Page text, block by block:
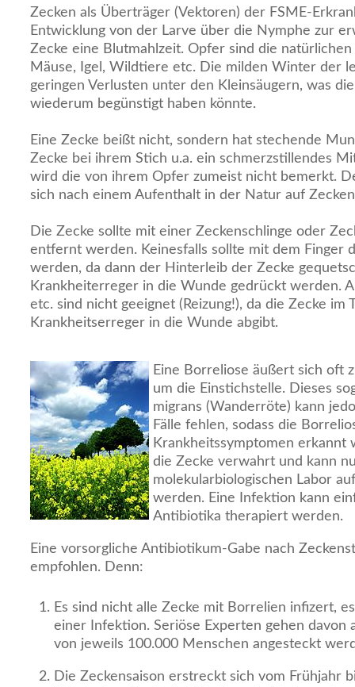
Zecken als Überträger (Vektoren) der FSME-
Entwicklung von der Larve über die Nymphe zur
Zecke eine Blutmahlzeit. Opfer sind die
Mäuse, Igel, Wildtiere etc. Die milden Winter der
geringen Verlusten unter den Kleinsäugern, was
wiederum begünstigt haben könnte.
Eine Zecke beißt nicht, sondern hat stechende
Zecke bei ihrem Stich u.a. ein schmerzstillendes
wird die von ihrem Opfer zumeist nicht bemerkt.
sich nach einem Aufenthalt in der Natur auf
Die Zecke sollte mit einer Zeckenschlinge oder
entfernt werden. Keinesfalls sollte mit dem Finger
werden, da dann der Hinterleib der Zecke
Krankheiterreger in die Wunde gedrückt werden.
etc. sind nicht geeignet (Reizung!), da die Zecke im
Krankheitserreger in die Wunde abgibt.
Eine Borreliose äußert sich oft
um die Einstichstelle. Dieses
migrans (Wanderröte) kann
Fälle fehlen, sodass die
Krankheitssymptomen erkannt
die Zecke verwahrt und kann
molekularbiologischen Labor
werden. Eine Infektion kann
Antibiotika therapiert werden.
Eine vorsorgliche Antibiotikum-Gabe nach
empfohlen. Denn:
Es sind nicht alle Zecke mit Borrelien infizert,
einer Infektion. Seriöse Experten gehen davon
von jeweils 100.000 Menschen angesteckt
Die Zeckensaison erstreckt sich vom Frühjahr